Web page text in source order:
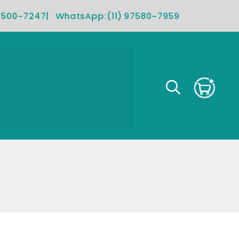
7247| WhatsApp:(11) 97580-7959